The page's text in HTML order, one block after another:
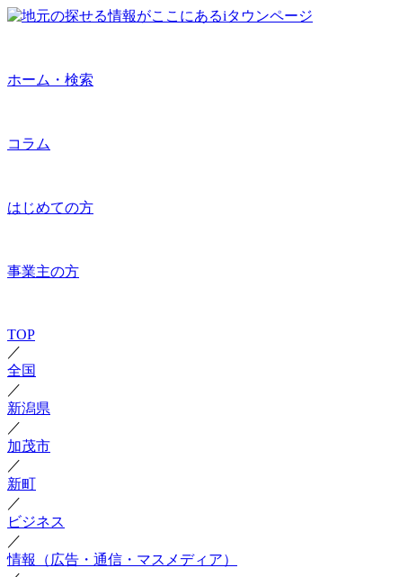
ホーム・検索
コラム
はじめての方
事業主の方
TOP
／
全国
／
新潟県
／
加茂市
／
新町
／
ビジネス
／
情報（広告・通信・マスメディア）